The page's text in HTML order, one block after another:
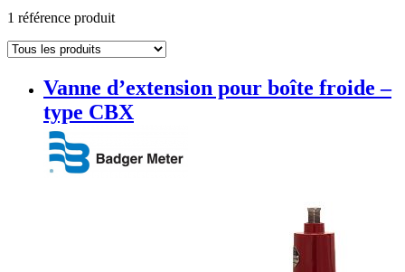
1 référence produit
Vanne d’extension pour boîte froide –
type CBX